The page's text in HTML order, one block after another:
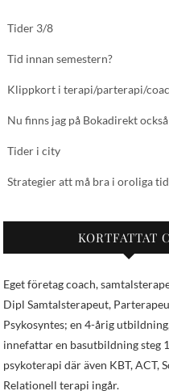
Tider 3/8
Tid innan semestern?
Klippkort i terapi/parterapi/
Nu finns jag på Bokadirekt
Tider i city
Strategier att må bra i oroliga
KORTFATTAT
Eget företag coach,
Dipl Samtalsterapeut,
Psykosyntes; en 4-årig
innefattar en basutbildning steg
psykoterapi där även KBT, ACT,
Relationell terapi ingår.